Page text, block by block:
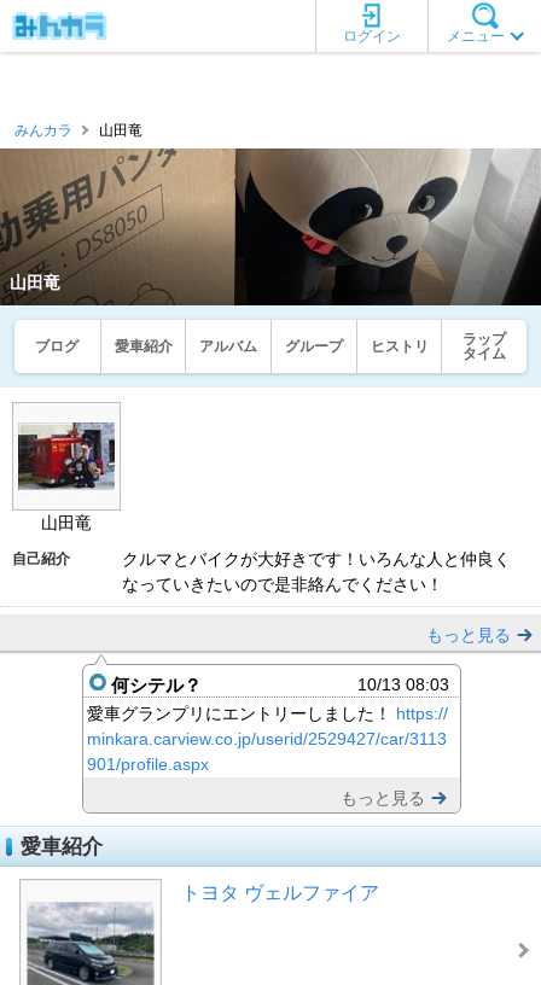
メニュー
ログイン
みんカラ 山田竜
山田竜
ブログ 愛車紹介 アルバム グループ ヒストリ
ラップ
タイム
山田竜
自己紹介
クルマとバイクが大好きです！いろんな人と仲良く
なっていきたいので是非絡んでください！
もっと見る
何シテル？
10/13 08:03
愛車グランプリにエントリーしました！ https://
minkara.carview.co.jp/userid/2529427/car/3113
901/profile.aspx
もっと見る
愛車紹介
トヨタ ヴェルファイア